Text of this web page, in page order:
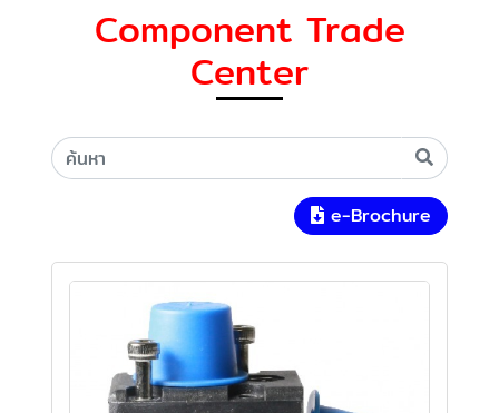
Component Trade
Center
e-Brochure